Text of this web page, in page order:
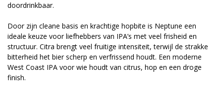
doordrinkbaar.
Door zijn cleane basis en krachtige hopbite is Neptune een
ideale keuze voor liefhebbers van IPA’s met veel frisheid en
structuur. Citra brengt veel fruitige intensiteit, terwijl de strakke
bitterheid het bier scherp en verfrissend houdt. Een moderne
West Coast IPA voor wie houdt van citrus, hop en een droge
finish.